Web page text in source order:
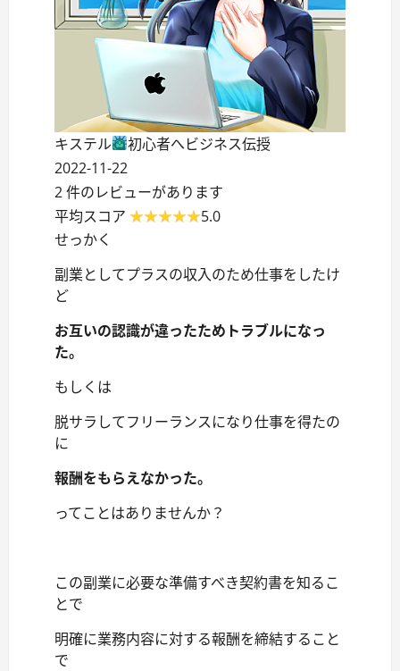
キステル
初心者へビジネス伝授
2022-11-22
2 件のレビューがあります
平均スコア
5.0
せっかく
副業としてプラスの収入のため仕事をしたけ
ど
お互いの認識が違ったためトラブルになっ
た。
もしくは
脱サラしてフリーランスになり仕事を得たの
に
報酬をもらえなかった。
ってことはありませんか？
この副業に必要な準備すべき契約書を知るこ
とで
明確に業務内容に対する報酬を締結すること
で